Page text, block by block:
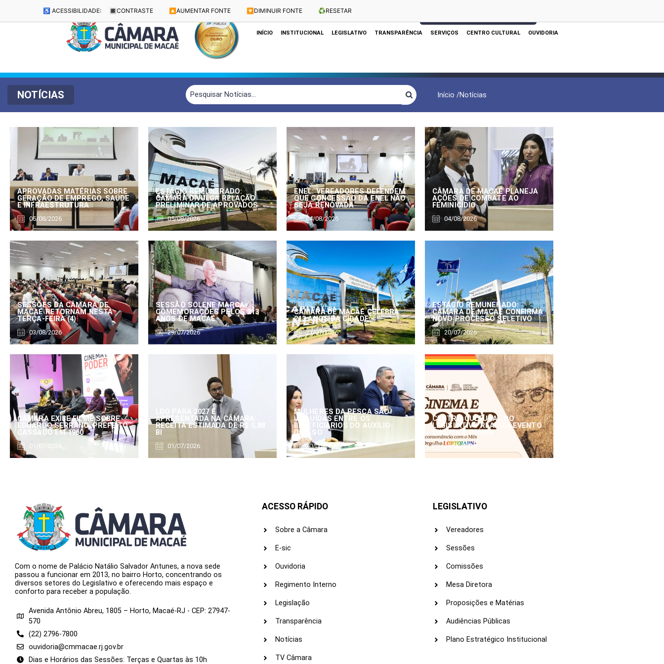
♿ ACESSIBILIDADE: 🔳 CONTRASTE 🔼 AUMENTAR FONTE 🔽 DIMINUIR FONTE ♻️RESETAR
Dias e Horários das Sessões: Terças e Quartas às 10h
INÍCIO INSTITUCIONAL LEGISLATIVO TRANSPARÊNCIA SERVIÇOS CENTRO CULTURAL OUVIDORIA
NOTÍCIAS Início /Notícias
APROVADAS MATÉRIAS SOBRE
GERAÇÃO DE EMPREGO, SAÚDE
E INFRAESTRUTURA
05/08/2026
ESTÁGIO REMUNERADO:
CÂMARA DIVULGA RELAÇÃO
PRELIMINAR DE APROVADOS
05/08/2026
ENEL: VEREADORES DEFENDEM
QUE CONCESSÃO DA ENEL NÃO
SEJA RENOVADA
04/08/2026
CÂMARA DE MACAÉ PLANEJA
AÇÕES DE COMBATE AO
FEMINICÍDIO
04/08/2026
SESSÕES DA CÂMARA DE
MACAÉ RETORNAM NESTA
TERÇA-FEIRA (4)
03/08/2026
SESSÃO SOLENE MARCA
COMEMORAÇÕES PELOS 213
ANOS DE MACAÉ
29/07/2026
CÂMARA DE MACAÉ CELEBRA
213 ANOS DA CIDADE
27/07/2026
ESTÁGIO REMUNERADO:
CÂMARA DE MACAÉ CONFIRMA
NOVO PROCESSO SELETIVO
20/07/2026
CÂMARA EXIBE FILME SOBRE
EDUARDO SERRANO, PREFEITO
CASSADO EM 1960
01/07/2026
LDO PARA 2027 É
APRESENTADA NA CÂMARA:
RECEITA ESTIMADA DE R$ 5,88
BI
01/07/2026
MULHERES DA PESCA SÃO
INCLUÍDAS ENTRE OS
BENEFICIÁRIOS DO AUXÍLIO-
DEFESO
30/06/2026
CENTRO CULTURAL DO
LEGISLATIVO REALIZA EVENTO
CINEMA E PODER
25/06/2026
Com o nome de Palácio Natálio Salvador Antunes, a nova sede
passou a funcionar em 2013, no bairro Horto, concentrando os
diversos setores do Legislativo e oferecendo mais espaço e
conforto para receber a população.
Avenida Antônio Abreu, 1805 – Horto, Macaé-RJ - CEP: 27947-
570
(22) 2796-7800
ouvidoria@cmmacae.rj.gov.br
Dias e Horários das Sessões: Terças e Quartas às 10h
ACESSO RÁPIDO
Sobre a Câmara
E-sic
Ouvidoria
Regimento Interno
Legislação
Transparência
Notícias
TV Câmara
LEGISLATIVO
Vereadores
Sessões
Comissões
Mesa Diretora
Proposições e Matérias
Audiências Públicas
Plano Estratégico Institucional